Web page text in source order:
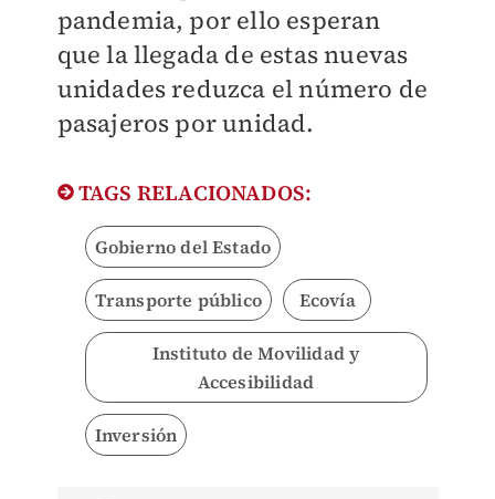
pandemia, por ello esperan
que la llegada de estas nuevas
unidades reduzca el número de
pasajeros por unidad.
TAGS RELACIONADOS:
Gobierno del Estado
Transporte público Ecovía
Instituto de Movilidad y
Accesibilidad
Inversión